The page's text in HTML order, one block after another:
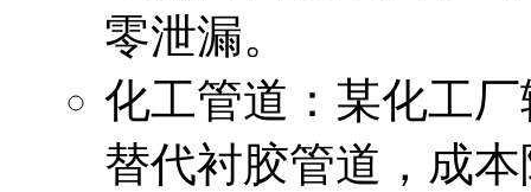
零泄漏。
化工管道：某化工
替代衬胶管道，成